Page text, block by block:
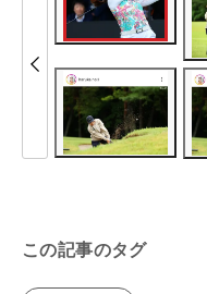
この記事のタグ